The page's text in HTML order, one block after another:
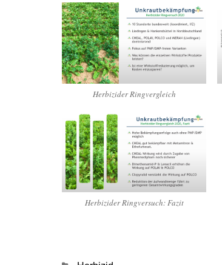
Herbizider Ringvergleich
Herbizider Ringversuch: Fazit